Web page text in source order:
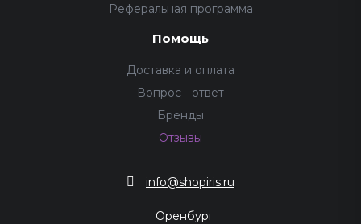
Реферальная программа
Помощь
Доставка и оплата
Вопрос - ответ
Бренды
Отзывы
info@shopiris.ru
Оренбург